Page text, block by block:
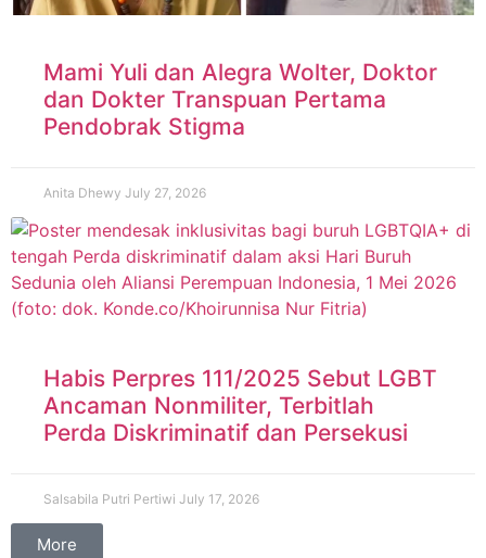
Mami Yuli dan Alegra Wolter, Doktor
dan Dokter Transpuan Pertama
Pendobrak Stigma
Anita Dhewy July 27, 2026
Habis Perpres 111/2025 Sebut LGBT
Ancaman Nonmiliter, Terbitlah
Perda Diskriminatif dan Persekusi
Salsabila Putri Pertiwi July 17, 2026
More